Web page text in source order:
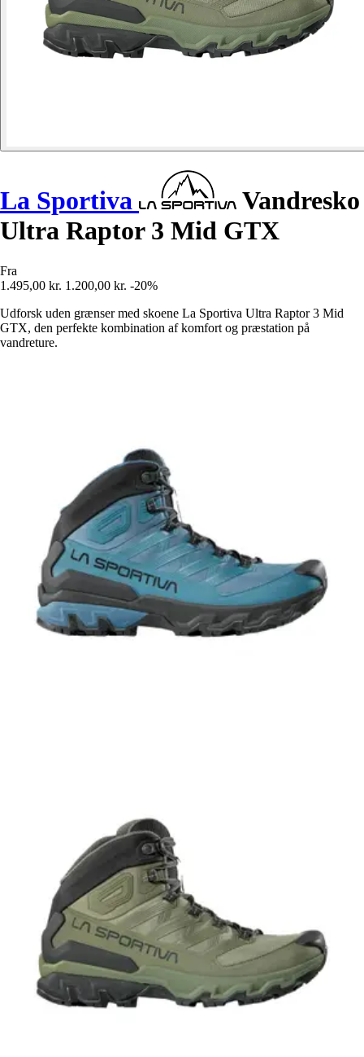
La Sportiva
Vandresko
Ultra Raptor 3 Mid GTX
Fra
1.495,00 kr. 1.200,00 kr. -20%
Udforsk uden grænser med skoene La Sportiva Ultra Raptor 3 Mid
GTX, den perfekte kombination af komfort og præstation på
vandreture.